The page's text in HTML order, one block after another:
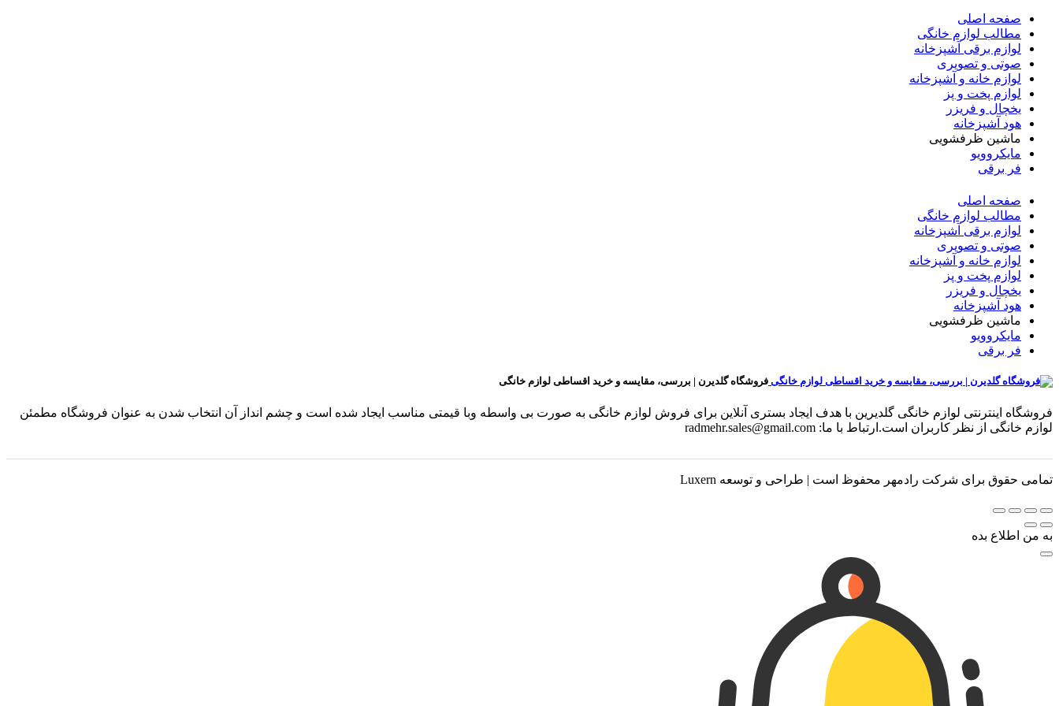
صفحه اصلی
مطالب لوازم خانگی
لوازم برقی آشپزخانه
صوتی و تصویری
لوازم خانه و آشپزخانه
لوازم پخت و پز
یخچال و فریزر
هود آشپزخانه
ماشین ظرفشویی
مایکروویو
فر برقی
صفحه اصلی
مطالب لوازم خانگی
لوازم برقی آشپزخانه
صوتی و تصویری
لوازم خانه و آشپزخانه
لوازم پخت و پز
یخچال و فریزر
هود آشپزخانه
ماشین ظرفشویی
مایکروویو
فر برقی
فروشگاه گلدیرن | بررسی، مقایسه و خرید اقساطی لوازم خانگی
فروشگاه اینترنتی لوازم خانگی گلدیرین با هدف ایجاد بستری آنلاین برای فروش لوازم خانگی به صورت بی واسطه وبا قیمتی مناسب ایجاد شده است و چشم انداز آن انتخاب شدن به عنوان فروشگاه مطمئن
لوازم خانگی از نظر کاربران است.ارتباط با ما: radmehr.sales@gmail.com
تمامی حقوق برای شرکت رادمهر محفوظ است | طراحی و توسعه Luxern
به من اطلاع بده